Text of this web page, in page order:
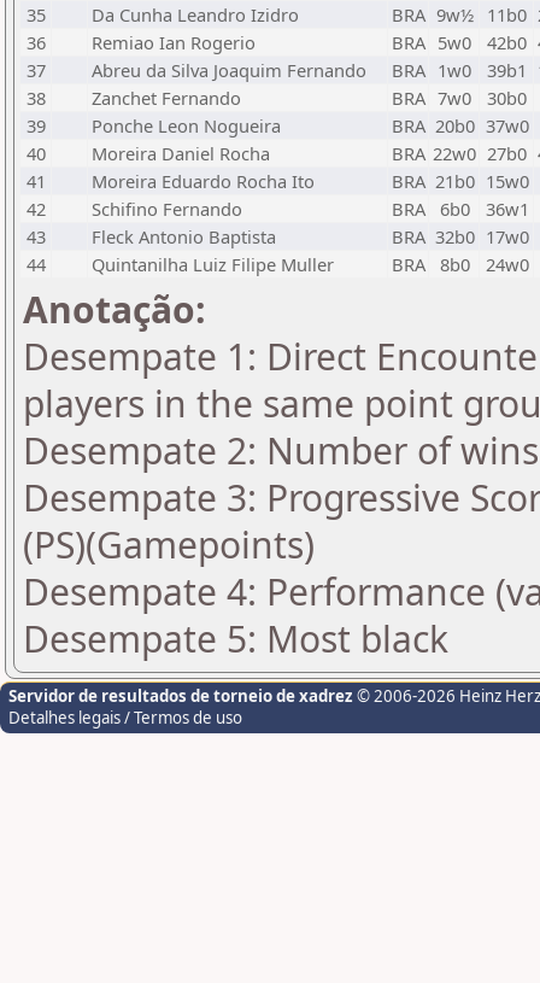
35
Da Cunha Leandro Izidro BRA 9w½ 11b0
36
Remiao Ian Rogerio BRA 5w0 42b0
37
Abreu da Silva Joaquim Fernando BRA 1w0 39b1
38
Zanchet Fernando BRA 7w0 30b0
39
Ponche Leon Nogueira BRA 20b0 37w0
40
Moreira Daniel Rocha BRA 22w0 27b0
41
Moreira Eduardo Rocha Ito BRA 21b0 15w0
42
Schifino Fernando BRA 6b0 36w1
43
Fleck Antonio Baptista BRA 32b0 17w0
44
Quintanilha Luiz Filipe Muller BRA 8b0 24w0
Anotação:
Desempate 1: Direct
players in the same point
Desempate 2: Number of
Desempate 3: Progressive
(PS)(Gamepoints)
Desempate 4: Performance
Desempate 5: Most black
Servidor de resultados de torneio de xadrez © 2006-2026 Heinz
Detalhes legais / Termos de uso